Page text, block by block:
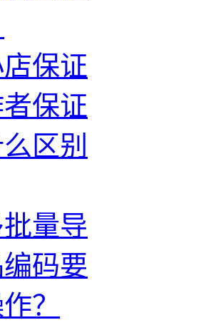
保证
保证
区别
量导
码要
？